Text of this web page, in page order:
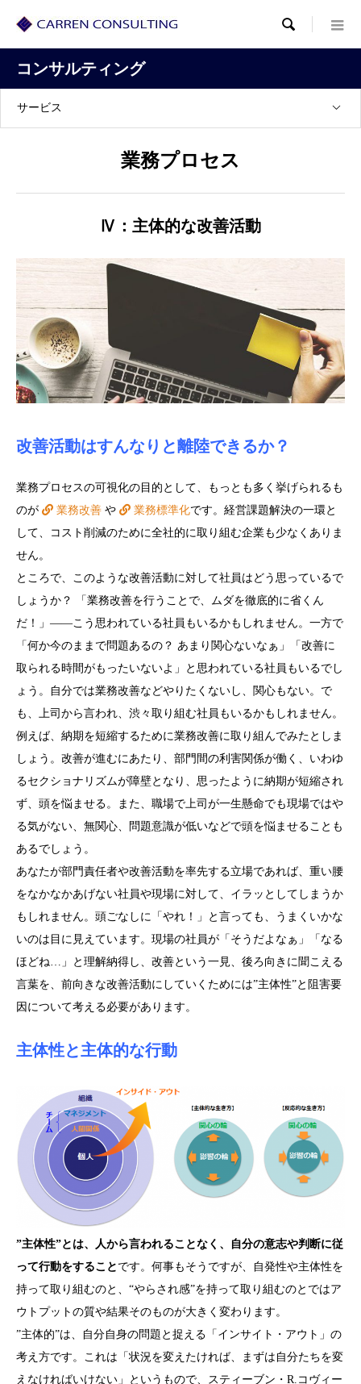

コンサルティング
サービス
業務プロセス
Ⅳ：主体的な改善活動
改善活動はすんなりと離陸できるか？
業務プロセスの可視化の目的として、もっとも多く挙げられるも
のが
業務改善 や 業務標準化です。経営課題解決の一環と
して、コスト削減のために全社的に取り組む企業も少なくありま
せん。
ところで、このような改善活動に対して社員はどう思っているで
しょうか？ 「業務改善を行うことで、ムダを徹底的に省くん
だ！」――こう思われている社員もいるかもしれません。一方で
「何か今のままで問題あるの？ あまり関心ないなぁ」「改善に
取られる時間がもったいないよ」と思われている社員もいるでし
ょう。自分では業務改善などやりたくないし、関心もない。で
も、上司から言われ、渋々取り組む社員もいるかもしれません。
例えば、納期を短縮するために業務改善に取り組んでみたとしま
しょう。改善が進むにあたり、部門間の利害関係が働く、いわゆ
るセクショナリズムが障壁となり、思ったように納期が短縮され
ず、頭を悩ませる。また、職場で上司が一生懸命でも現場ではや
る気がない、無関心、問題意識が低いなどで頭を悩ませることも
あるでしょう。
あなたが部門責任者や改善活動を率先する立場であれば、重い腰
をなかなかあげない社員や現場に対して、イラッとしてしまうか
もしれません。頭ごなしに「やれ！」と言っても、うまくいかな
いのは目に見えています。現場の社員が「そうだよなぁ」「なる
ほどね…」と理解納得し、改善という一見、後ろ向きに聞こえる
言葉を、前向きな改善活動にしていくためには”主体性”と阻害要
因について考える必要があります。
主体性と主体的な行動
”主体性”とは、人から言われることなく、自分の意志や判断に従
って行動をすること です。何事もそうですが、自発性や主体性を
持って取り組むのと、“やらされ感”を持って取り組むのとではア
ウトプットの質や結果そのものが大きく変わります。
”主体的”は、自分自身の問題と捉える「インサイト・アウト」の
考え方です。これは「状況を変えたければ、まずは自分たちを変
えなければいけない」というもので、スティーブン・R.コヴィー